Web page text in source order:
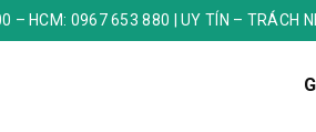
– HCM: 0967 653 880 | UY TÍN – TRÁCH